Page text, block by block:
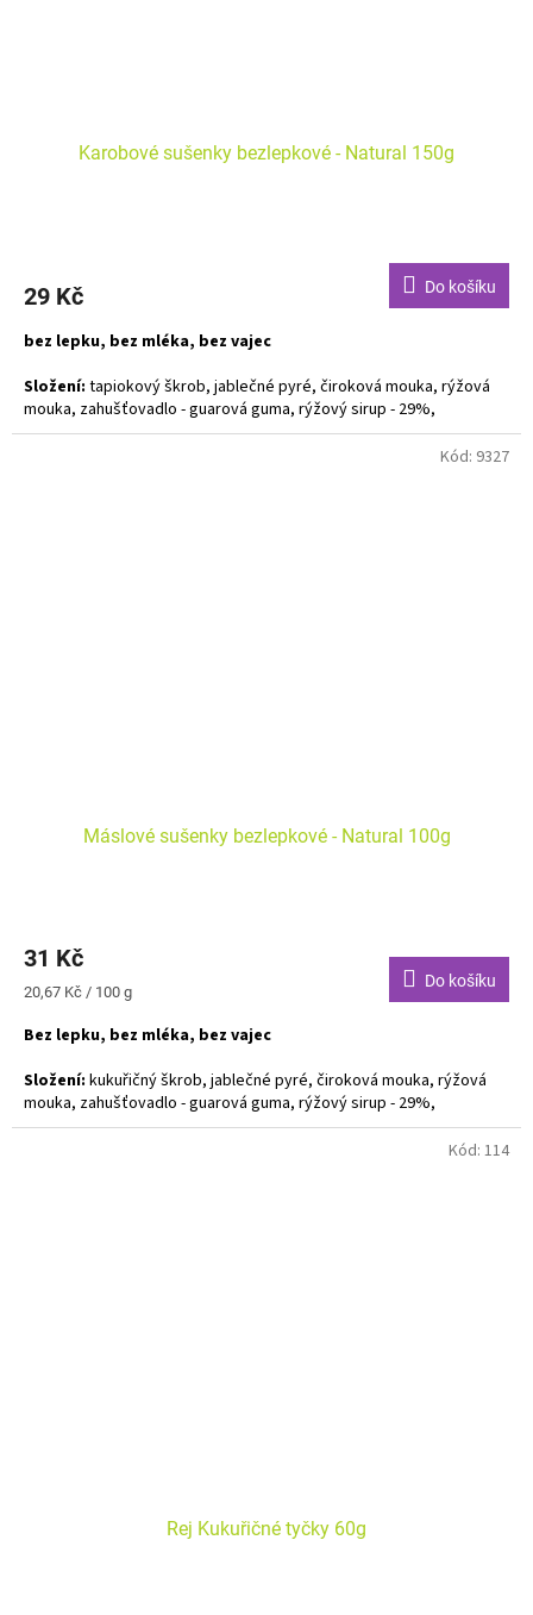
Karobové sušenky bezlepkové - Natural 150g
29 Kč Do košíku
bez lepku, bez mléka, bez vajec
Složení: tapiokový škrob, jablečné pyré, čiroková mouka, rýžová
mouka, zahušťovadlo - guarová guma, rýžový sirup - 29%,
neztužený kokosový olej, karobový prášek - 3%, kypřící prášek bez
Máslové sušenky bezlepkové - Natural 100g
31 Kč
Měrná
20,67 Kč / 100 g
Do košíku
Bez lepku, bez mléka, bez vajec
Složení: kukuřičný škrob, jablečné pyré, čiroková mouka, rýžová
mouka, zahušťovadlo - guarová guma, rýžový sirup - 29%,
přepuštěnéMÁSLO(alergen) GHÍ 7%, kypřící prášek bez fosfátů,
Kód: 9327
Rej Kukuřičné tyčky 60g
Kód: 114